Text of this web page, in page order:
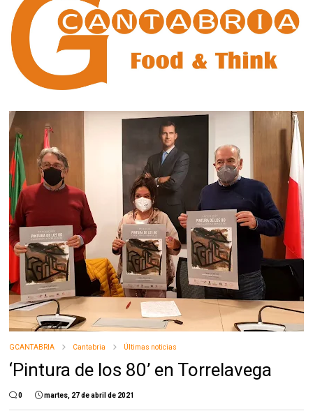
GCANTABRIA Cantabria Últimas noticias
‘Pintura de los 80’ en Torrelavega
0 martes, 27 de abril de 2021